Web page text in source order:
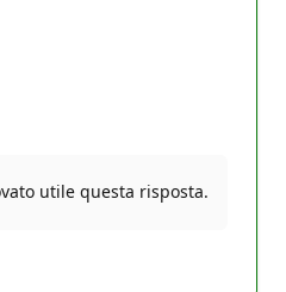
utile questa risposta.